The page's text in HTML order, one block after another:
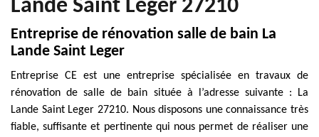
Lande Saint Leger 27210
Entreprise de rénovation salle de bain La
Lande Saint Leger
Entreprise CE est une entreprise spécialisée en travaux de
rénovation de salle de bain située à l’adresse suivante : La
Lande Saint Leger 27210. Nous disposons une connaissance très
fiable, suffisante et pertinente qui nous permet de réaliser une